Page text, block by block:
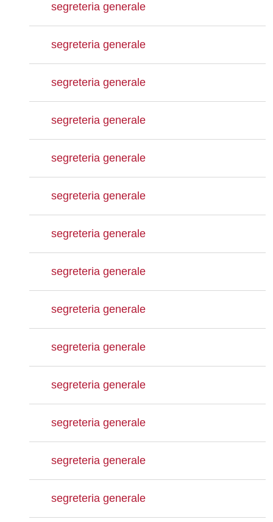
segreteria generale
segreteria generale
segreteria generale
segreteria generale
segreteria generale
segreteria generale
segreteria generale
segreteria generale
segreteria generale
segreteria generale
segreteria generale
segreteria generale
segreteria generale
segreteria generale